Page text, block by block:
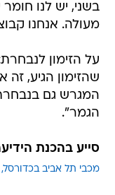
בשני, יש לנו
מעולה. אנחנו
על הזימון
שהזימון הגיע, זה
המגרש גם
הגמר".
סייע בהכנת
מכבי תל אביב בכדורסל